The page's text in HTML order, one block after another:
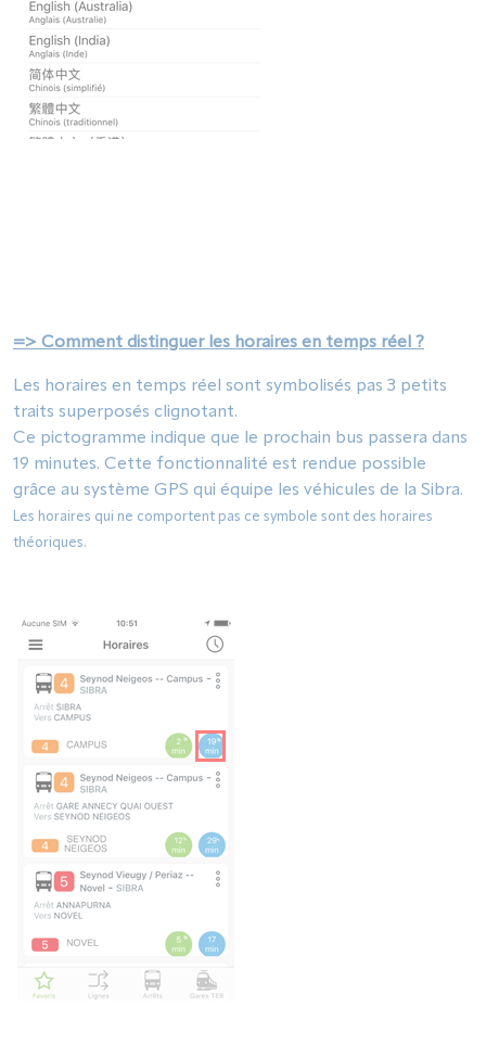
=> Comment distinguer les horaires en temps réel ?
Les horaires en temps réel sont symbolisés pas 3 petits
traits superposés clignotant.
Ce pictogramme indique que le prochain bus passera dans
19 minutes. Cette fonctionnalité est rendue possible
grâce au système GPS qui équipe les véhicules de la Sibra.
Les horaires qui ne comportent pas ce symbole sont des horaires
théoriques.